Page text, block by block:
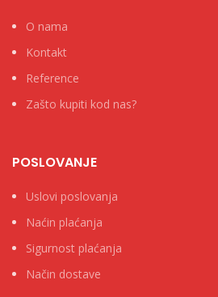
O nama
Kontakt
Reference
Zašto kupiti kod nas?
POSLOVANJE
Uslovi poslovanja
Naćin plaćanja
Sigurnost plaćanja
Način dostave